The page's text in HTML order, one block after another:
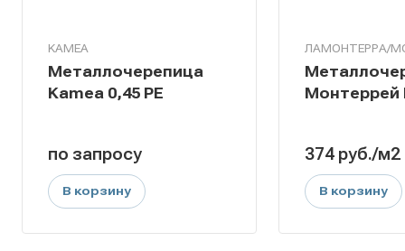
KAMEA
Металлочерепица
Kamea 0,45 PE
по запросу
В корзину
ЛАМОНТЕРРА/
Монтеррей
374 руб./м2
В корзину